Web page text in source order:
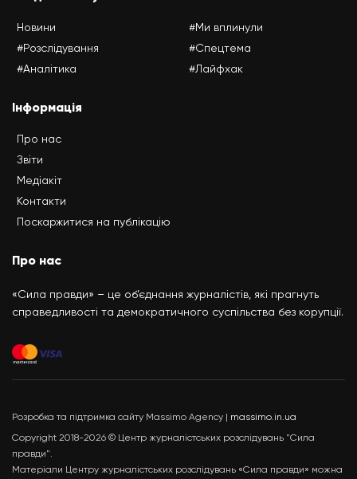
Новини
#Розслідування
#Аналітика
#Ми вплинули
#Спецтема
#Лайфхак
Інформація
Про нас
Звіти
Медіакіт
Контакти
Поскаржитися на публікацію
Про нас
«Сила правди» – це об’єднання журналістів, які прагнуть
справедливості та демократичного суспільства без корупції.
Розробка та підтримка сайту Massimo Agency | massimo.in.ua
Copyright 2018-2026 © Центр журналістських розслідувань "Сила
правди".
Матеріали Центру журналістських розслідувань «Сила правди» можна